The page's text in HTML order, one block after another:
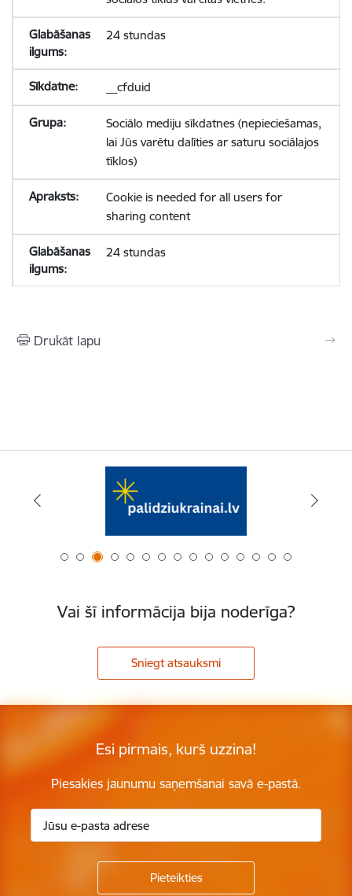
24 stundas
__cfduid
Sociālo mediju sīkdatnes (nepieciešamas,
lai Jūs varētu dalīties ar saturu sociālajos
tīklos)
Cookie is needed for all users for
sharing content
24 stundas
Drukāt lapu
Vai šī informācija bija noderīga?
Sniegt atsauksmi
Esi pirmais, kurš uzzina!
Piesakies jaunumu saņemšanai savā e-pastā.